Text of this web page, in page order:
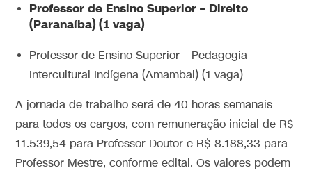
Professor de Ensino Superior – Direito
(Paranaíba) (1 vaga)
Professor de Ensino Superior – Pedagogia
Intercultural Indígena (Amambai) (1 vaga)
A jornada de trabalho será de 40 horas semanais
para todos os cargos, com remuneração inicial de R$
11.539,54 para Professor Doutor e R$ 8.188,33 para
Professor Mestre, conforme edital. Os valores podem